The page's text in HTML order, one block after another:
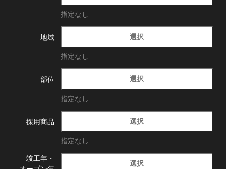
指定なし
地域 選択
指定なし
部位 選択
指定なし
採用商品 選択
指定なし
竣工年・
選択